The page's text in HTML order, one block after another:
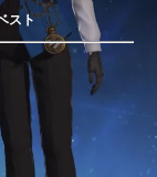
スト